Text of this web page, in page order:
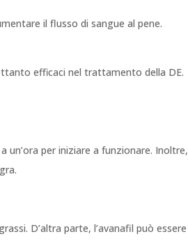
il flusso di sangue al pene.
efficaci nel trattamento della DE.
un’ora per iniziare a funzionare. Inoltre,
D’altra parte, l’avanafil può essere